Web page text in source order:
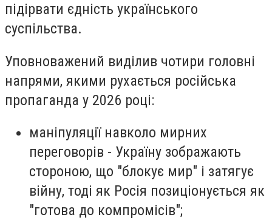
підірвати єдність українського
суспільства.
Уповноважений виділив чотири головні
напрями, якими рухається російська
пропаганда у 2026 році:
маніпуляції навколо мирних
переговорів - Україну зображають
стороною, що "блокує мир" і затягує
війну, тоді як Росія позиціонується як
"готова до компромісів";